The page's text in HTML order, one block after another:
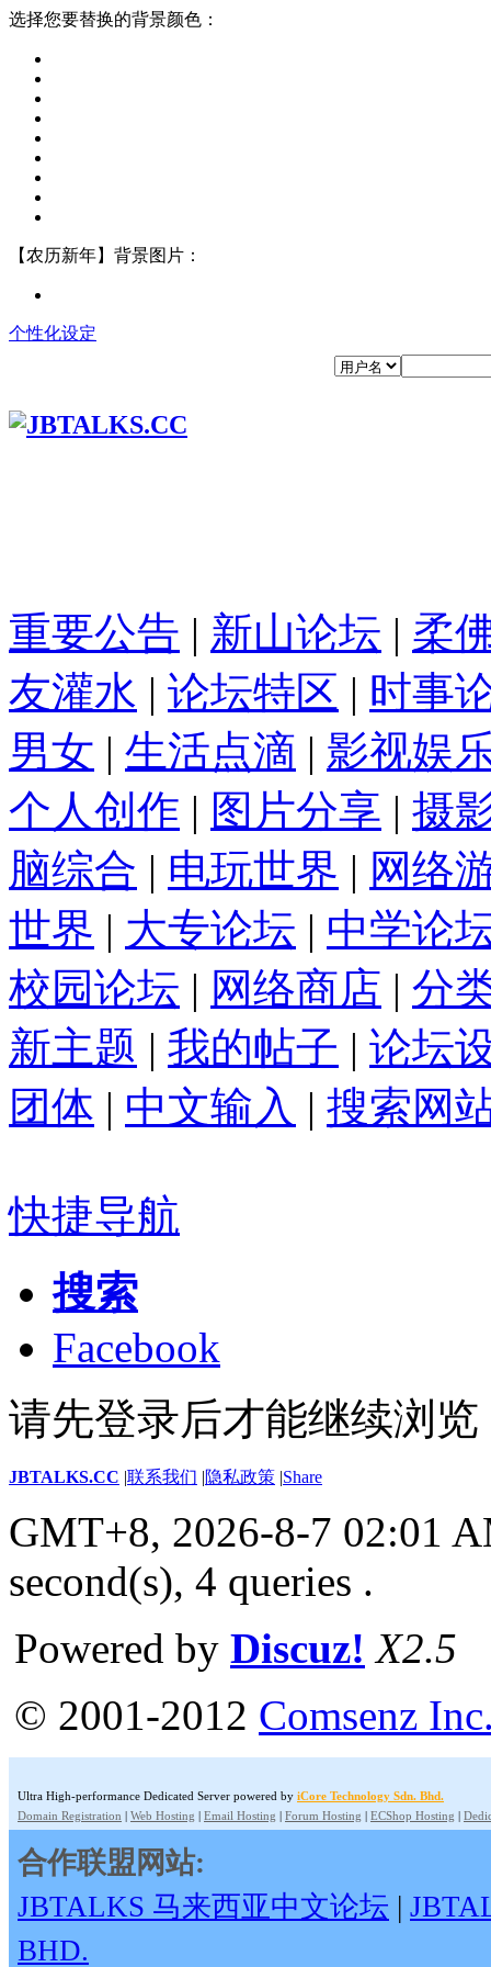
选择您要替换的背景颜色：
【农历新年】背景图片：
个性化设定
重要公告 | 新山论坛 | 柔
友灌水 | 论坛特区 | 时事
男女 | 生活点滴 | 影视娱
个人创作 | 图片分享 | 摄
脑综合 | 电玩世界 | 网络
世界 | 大专论坛 | 中学论
校园论坛 | 网络商店 | 分
新主题 | 我的帖子 | 论坛
团体 | 中文输入 | 搜索网
快捷导航
搜索
Facebook
请先登录后才能继续浏览
JBTALKS.CC |联系我们 |隐私政策 |Share
GMT+8, 2026-8-7 02:01
second(s), 4 queries .
Powered by Discuz! X2.5
© 2001-2012 Comsenz
Ultra High-performance Dedicated Server powered by iCore Technology Sdn. Bhd.
Domain Registration | Web Hosting | Email Hosting | Forum Hosting | ECShop Hosting |
合作联盟网站:
JBTALKS 马来西亚中文论坛 |
BHD.